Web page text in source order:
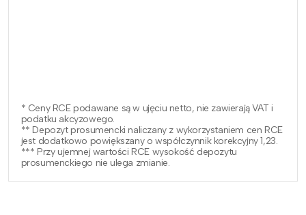
* Ceny RCE podawane są w ujęciu netto, nie zawierają VAT i
podatku akcyzowego.
** Depozyt prosumencki naliczany z wykorzystaniem cen RCE
jest dodatkowo powiększany o współczynnik korekcyjny 1,23.
*** Przy ujemnej wartości RCE wysokość depozytu
prosumenckiego nie ulega zmianie.